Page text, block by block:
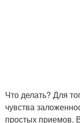
Что делать? Для
чувства
простых приемов.